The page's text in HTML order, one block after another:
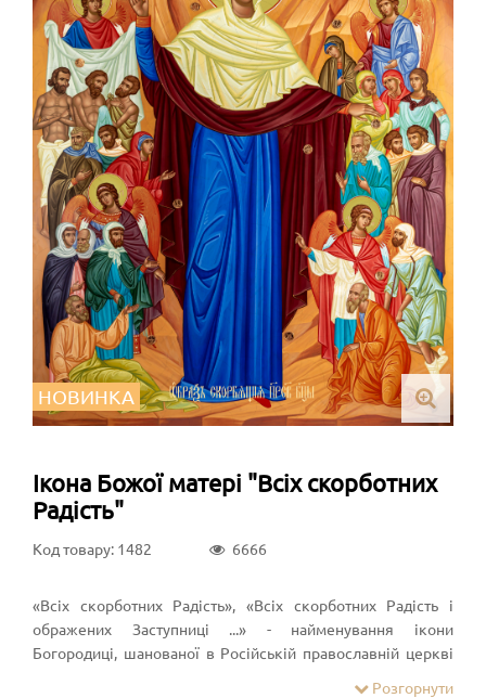
НОВИНКА
Ікона Божої матері "Всіх скорботних
Радість"
Код товару: 1482 6666
«Всіх скорботних Радість», «Всіх скорботних Радість і
ображених Заступниці ...» - найменування ікони
Богородиці, шанованої в Російській православній церкві
Розгорнути